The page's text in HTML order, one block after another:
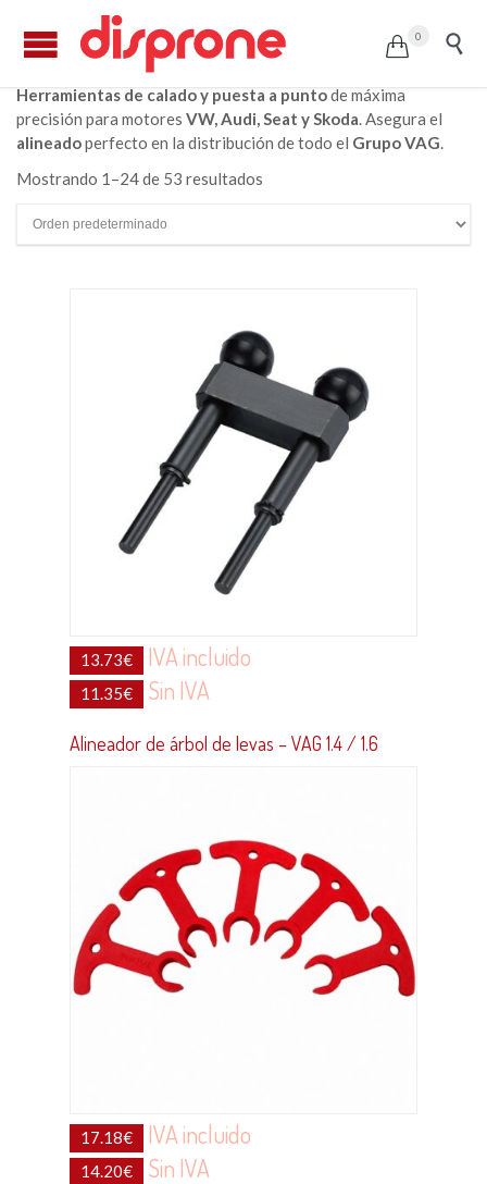
 0 
Herramientas de calado y puesta a puntode máxima
precisión para motores VW, Audi, Seat y Skoda. Asegura el
alineadoperfecto en la distribución de todo el Grupo VAG.
Mostrando 1–24 de 53 resultados
13.73€ IVA incluido
11.35€ Sin IVA
Alineador de árbol de levas – VAG 1.4 / 1.6
17.18€ IVA incluido
14.20€ Sin IVA